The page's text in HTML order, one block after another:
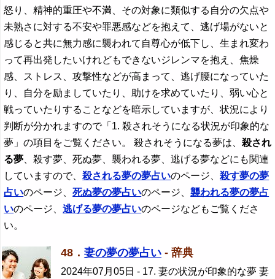
怒り、精神的重圧や不満、その対象に類似する自分の欠点や
未熟さに対する不安や罪悪感などを抱えて、逃げ場がないと
感じると共に無力感に襲われて自尊心が低下し、生まれ変わ
って再出発したいけれどもできないジレンマを抱え、焦燥
感、ストレス、攻撃性などが高まって、逃げ腰になっていた
り、自分を励ましていたり、助けを求めていたり、弱い心と
戦っていたりすることなどを暗示していますが、状況により
判断が分かれますので「1. 殺されそうになる状況が印象的な
夢」の項目をご覧ください。 殺されそうになる夢は、殺され
る夢 、殺す夢、死ぬ夢、襲われる夢、逃げる夢などにも関連
していますので、殺される夢の夢占いのページ、殺す夢の夢
占いのページ、死ぬ夢の夢占いのページ、襲われる夢の夢占
いのページ、逃げる夢の夢占いのページなどもご覧くださ
い。
48． 妻の夢の夢占い - 辞典
2024年07月05日 - 17. 妻の状況が印象的な夢 妻